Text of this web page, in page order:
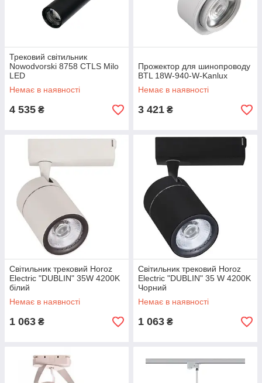
Трековий світильник
Nowodvorski 8758 CTLS Milo
LED
Немає в наявності
4 535 ₴
Прожектор для шинопроводу
BTL 18W-940-W-Kanlux
Немає в наявності
3 421 ₴
Світильник трековий Horoz
Electric "DUBLIN" 35W 4200K
білий
Немає в наявності
1 063 ₴
Світильник трековий Horoz
Electric "DUBLIN" 35 W 4200K
Чорний
Немає в наявності
1 063 ₴